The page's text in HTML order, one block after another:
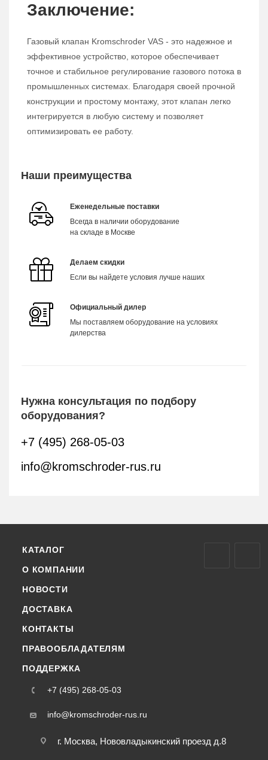
Заключение:
Газовый клапан Kromschroder VAS - это надежное и
эффективное устройство, которое обеспечивает
точное и стабильное регулирование газового потока в
промышленных системах. Благодаря своей прочной
конструкции и простому монтажу, этот клапан легко
интегрируется в любую систему и позволяет
оптимизировать ее работу.
Наши преимущества
Еженедельные поставки
Всегда в наличии оборудование
на складе в Москве
Делаем скидки
Если вы найдете условия лучше наших
Официальный дилер
Мы поставляем оборудование на условиях
дилерства
Нужна консультация по подбору
оборудования?
+7 (495) 268-05-03
info@kromschroder-rus.ru
КАТАЛОГ
О КОМПАНИИ
НОВОСТИ
ДОСТАВКА
КОНТАКТЫ
ПРАВООБЛАДАТЕЛЯМ
ПОДДЕРЖКА
+7 (495) 268-05-03
info@kromschroder-rus.ru
г. Москва, Нововладыкинский проезд д.8